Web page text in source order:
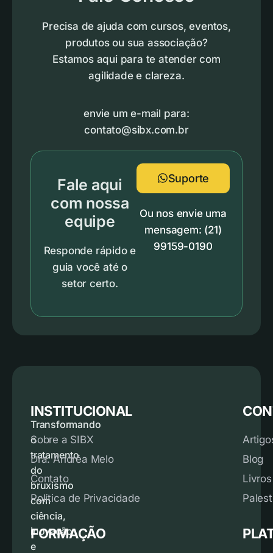
Precisa de ajuda com cursos, eventos,
produtos ou sua associação?
Estamos aqui para te atender com
agilidade e clareza.
envie um e-mail para:
contato@sibx.com.br
Fale aqui
com nossa
equipe
Responde rápido e
guia você até o
setor certo.
Suporte
Ou nos envie uma
mensagem: (21)
99159-0190
Transformando
o
tratamento
do
bruxismo
com
ciência,
inovação
e
INSTITUCIONAL
Sobre a SIBX
Dra. Andréa Melo
Contato
Política de Privacidade
FORMAÇÃO
Blog
Livros